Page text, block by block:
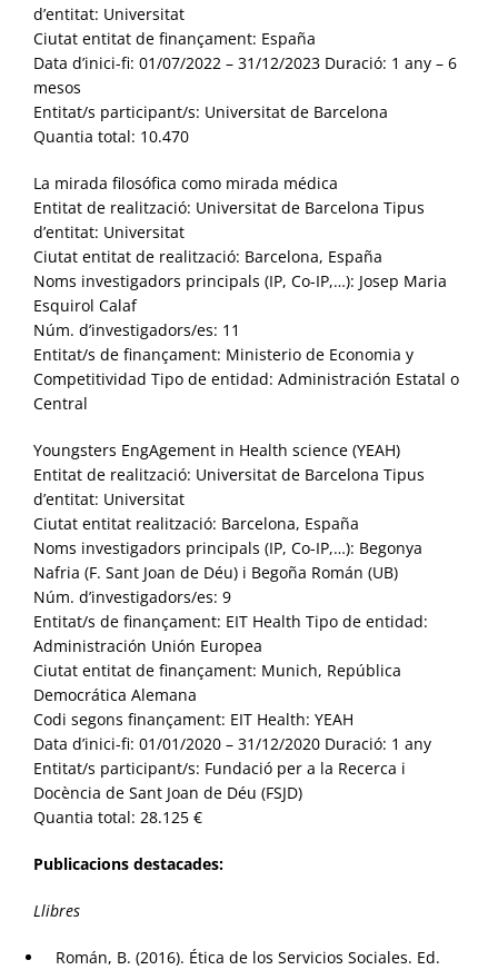
d’entitat: Universitat
Ciutat entitat de finançament: España
Data d’inici-fi: 01/07/2022 – 31/12/2023 Duració: 1 any – 6
mesos
Entitat/s participant/s: Universitat de Barcelona
Quantia total: 10.470
La mirada filosófica como mirada médica
Entitat de realització: Universitat de Barcelona Tipus
d’entitat: Universitat
Ciutat entitat de realització: Barcelona, España
Noms investigadors principals (IP, Co-IP,…): Josep Maria
Esquirol Calaf
Núm. d’investigadors/es: 11
Entitat/s de finançament: Ministerio de Economia y
Competitividad Tipo de entidad: Administración Estatal o
Central
Youngsters EngAgement in Health science (YEAH)
Entitat de realització: Universitat de Barcelona Tipus
d’entitat: Universitat
Ciutat entitat realització: Barcelona, España
Noms investigadors principals (IP, Co-IP,…): Begonya
Nafria (F. Sant Joan de Déu) i Begoña Román (UB)
Núm. d’investigadors/es: 9
Entitat/s de finançament: EIT Health Tipo de entidad:
Administración Unión Europea
Ciutat entitat de finançament: Munich, República
Democrática Alemana
Codi segons finançament: EIT Health: YEAH
Data d’inici-fi: 01/01/2020 – 31/12/2020 Duració: 1 any
Entitat/s participant/s: Fundació per a la Recerca i
Docència de Sant Joan de Déu (FSJD)
Quantia total: 28.125 €
Publicacions destacades:
Llibres
Román, B. (2016). Ética de los Servicios Sociales. Ed.